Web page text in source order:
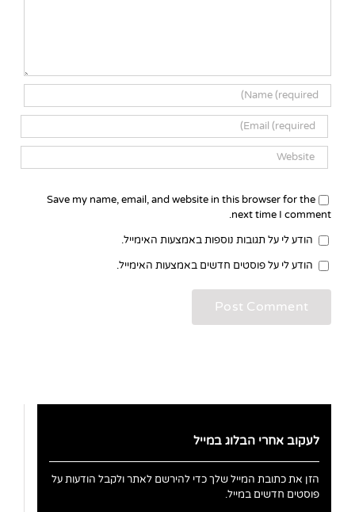
Save my name, email, and website in this browser for the
next time I comment.
הודע לי על תגובות נוספות באמצעות האימייל.
הודע לי על פוסטים חדשים באמצעות האימייל.
לעקוב אחרי הבלוג במייל
הזן את כתובת המייל שלך כדי להירשם לאתר ולקבל הודעות על
פוסטים חדשים במייל.